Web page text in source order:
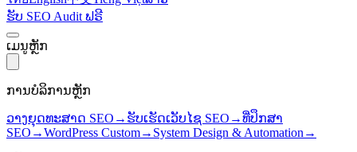
ຮັບ SEO Audit ຟຣີ
ເມນູຫຼັກ
ການບໍລິການຫຼັກ
ວາງຍຸດທະສາດ SEO → ຮັບເຮັດເວັບໄຊ SEO →ທີ່ປຶກສາ
SEO →WordPress Custom→ System Design & Automation →